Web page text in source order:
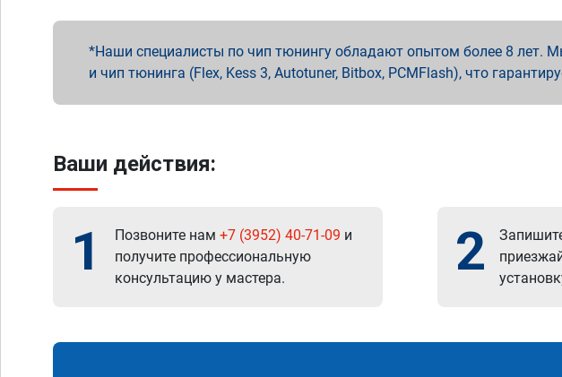
Наши специалисты по чип тюнингу обладают опытом более 8 лет.
и чип тюнинга (Flex, Kess 3, Autotuner, Bitbox, PCMFlash), что
Ваши действия:
1 Позвоните нам +7 (3952) 40-71-09 и
получите профессиональную
консультацию у мастера.
2